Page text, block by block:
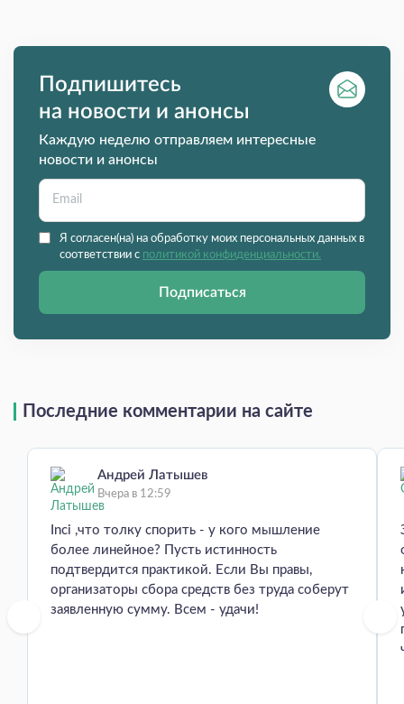
Подпишитесь
на новости и анонсы
Каждую неделю отправляем интересные
новости и анонсы
Я согласен(на) на обработку моих персональных данных в
соответствии с политикой конфиденциальности.
Подписаться
Последние комментарии на сайте
Андрей Латышев
Вчера в 12:59
Inci ,что толку спорить - у кого мышление
более линейное? Пусть истинность
подтвердится практикой. Если Вы правы,
организаторы сбора средств без труда соберут
заявленную сумму. Всем - удачи!